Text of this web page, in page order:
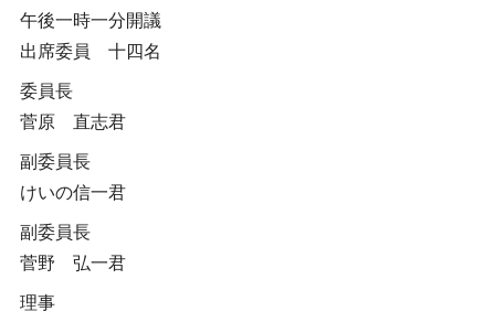
午後一時一分開議
出席委員 十四名
委員長
菅原 直志君
副委員長
けいの信一君
副委員長
菅野 弘一君
理事